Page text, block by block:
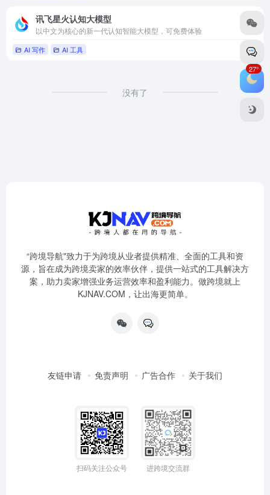
讯飞星火认知大模型
以中文为核心的新一代认知智能大模型，可免费体验
AI 写作 AI 工具
没有了
“跨境导航"致力于为跨境从业者提供精准、全面的工具和资
源，旨在成为跨境卖家的效率伙伴，提供一站式的工具解决方
案，助力卖家增强业务运营效率和盈利能力。做跨境就上
KJNAV.COM，让出海更简单。
友链申请 免责声明 广告合作 关于我们
扫码关注公众号 进跨境交流群
27°